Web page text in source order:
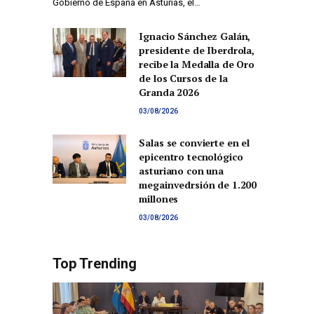
Gobierno de España en Asturias, el…
Ignacio Sánchez Galán,
presidente de Iberdrola,
recibe la Medalla de Oro
de los Cursos de la
Granda 2026
03/08/2026
Salas se convierte en el
epicentro tecnológico
asturiano con una
megainvedrsión de 1.200
millones
03/08/2026
Top Trending